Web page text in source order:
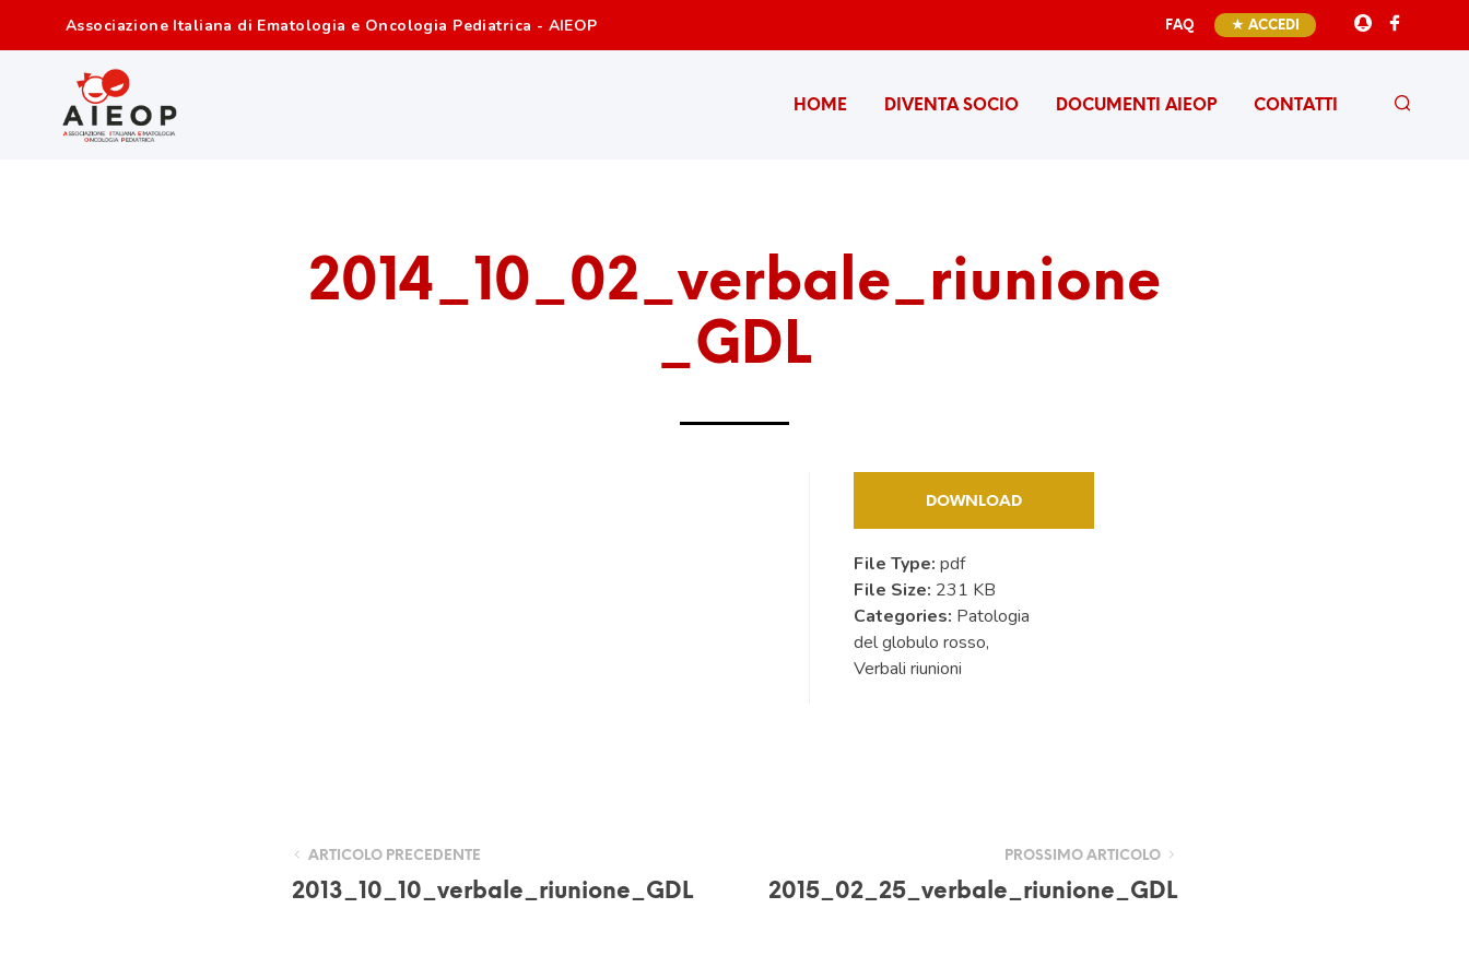
Associazione Italiana di Ematologia e Oncologia Pediatrica - AIEOP FAQ ★ ACCEDI
HOME DIVENTA SOCIO DOCUMENTI AIEOP CONTATTI
2014_10_02_verbale_riunione
_GDL
DOWNLOAD
File Type: pdf
File Size: 231 KB
Categories: Patologia
del globulo rosso,
Verbali riunioni
ARTICOLO PRECEDENTE
2013_10_10_verbale_riunione_GDL
PROSSIMO ARTICOLO
2015_02_25_verbale_riunione_GDL